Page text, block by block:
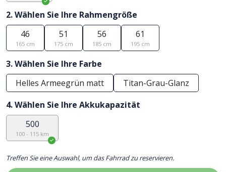
2. Wählen Sie Ihre Rahmengröße
46
165 cm
51
175 cm
56
185 cm
61
195 cm
3. Wählen Sie Ihre Farbe
Helles Armeegrün matt
Titan-Grau-Glanz
4. Wählen Sie Ihre Akkukapazität
500
100 - 115 km
Treffen Sie eine Auswahl, um das Fahrrad zu reservieren.